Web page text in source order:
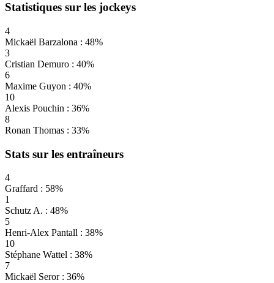
Statistiques sur les jockeys
4
Mickaël Barzalona : 48%
3
Cristian Demuro : 40%
6
Maxime Guyon : 40%
10
Alexis Pouchin : 36%
8
Ronan Thomas : 33%
Stats sur les entraîneurs
4
Graffard : 58%
1
Schutz A. : 48%
5
Henri-Alex Pantall : 38%
10
Stéphane Wattel : 38%
7
Mickaël Seror : 36%